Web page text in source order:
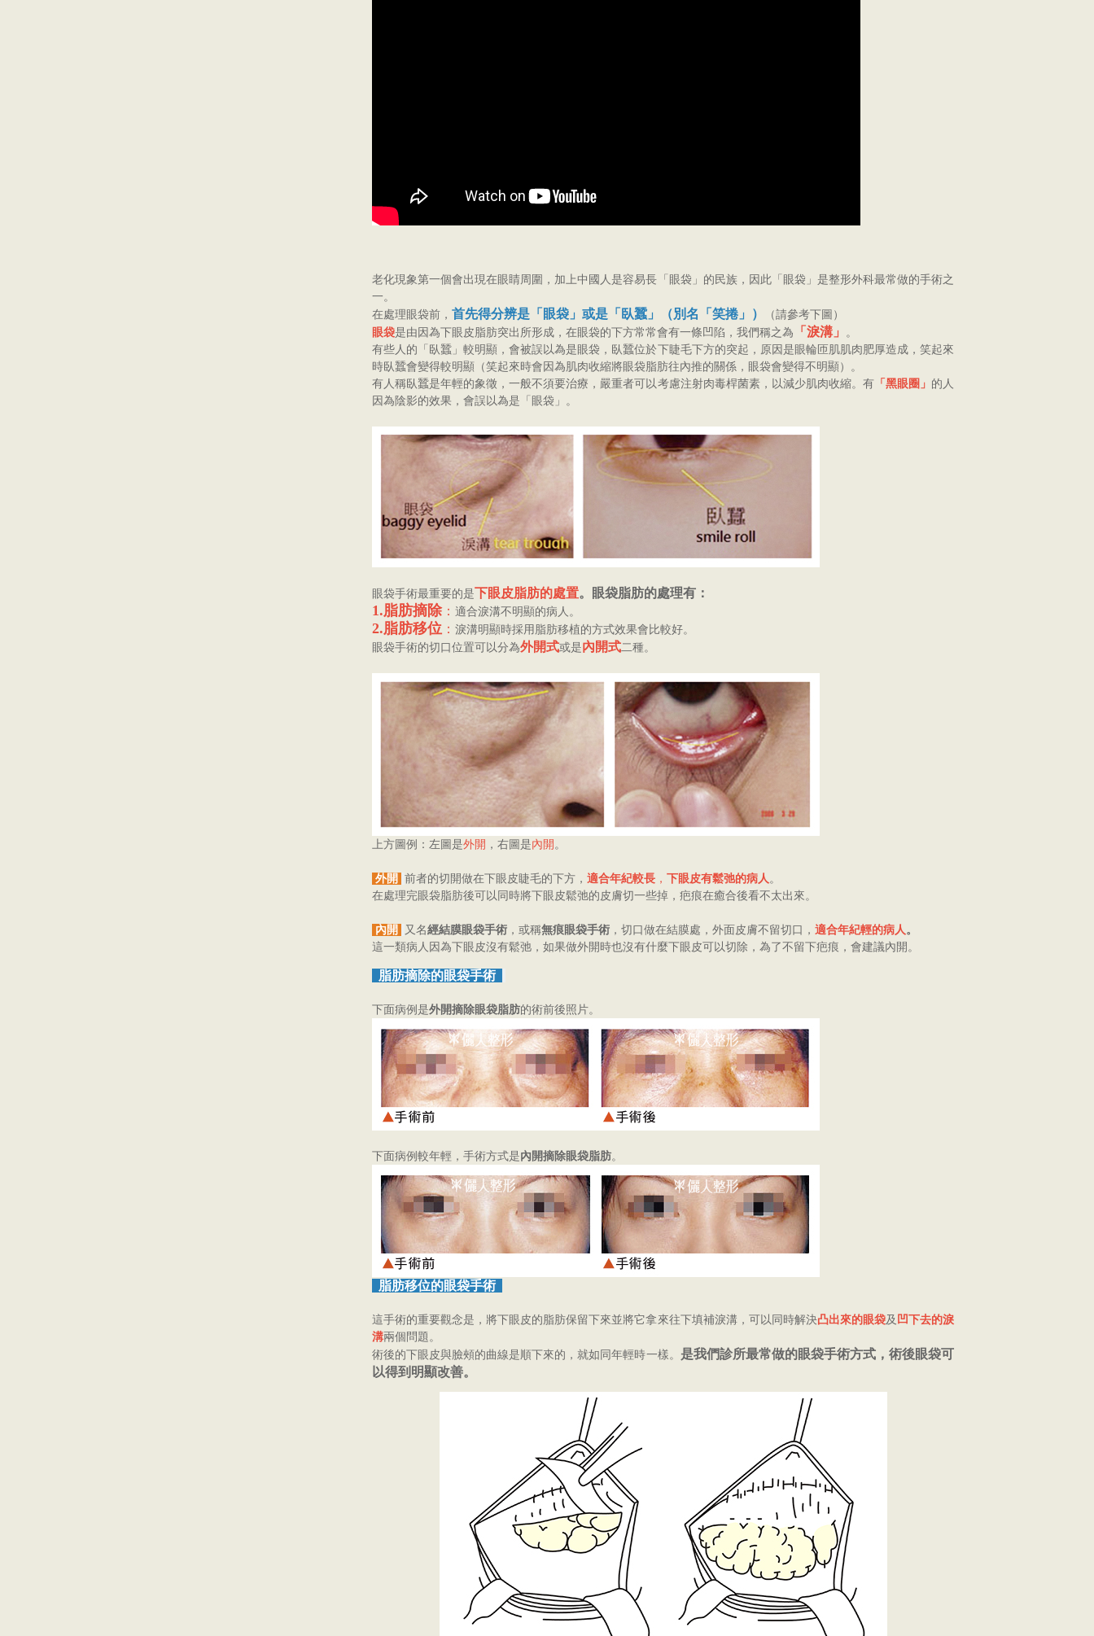
老化現象第一個會出現在眼睛周圍，加上中國人是容易長「眼袋」的民族，因此「眼袋」是整形外科最常做的手術之
一。
在處理眼袋前， 首先得分辨是「眼袋」或是「臥蠶」（別名「笑捲」）
（請參考下圖）
眼袋是由因為下眼皮脂肪突出所形成，在眼袋的下方常常會有一條凹陷，我們稱之為 「淚溝」
。
有些人的「臥蠶」較明顯，會被誤以為是眼袋，臥蠶位於下睫毛下方的突起，原因是眼輪匝肌肌肉肥厚造成，笑起來
時臥蠶會變得較明顯（笑起來時會因為肌肉收縮將眼袋脂肪往內推的關係，眼袋會變得不明顯）。
有人稱臥蠶是年輕的象徵，一般不須要治療，嚴重者可以考慮注射肉毒桿菌素，以減少肌肉收縮。有「黑眼圈」 的人
因為陰影的效果，會誤以為是「眼袋」。
眼袋手術最重要的是下眼皮脂肪的處置。眼袋脂肪的處理有：
1.脂肪摘除： 適合淚溝不明顯的病人。
2.脂肪移位 ： 淚溝明顯時採用脂肪移植的方式效果會比較好。
眼袋手術的切口位置可以分為外開式或是內開式二種。
上方圖例：左圖是外開 ，右圖是內開 。
外開 前者的切開做在下眼皮睫毛的下方， 適合年紀較長 ， 下眼皮有鬆弛的病人。
在處理完眼袋脂肪後可以同時將下眼皮鬆弛的皮膚切一些掉，疤痕在癒合後看不太出來。
內開 又名經結膜眼袋手術 ，或稱無痕眼袋手術 ，切口做在結膜處，外面皮膚不留切口， 適合年紀輕的病人。
這一類病人因為下眼皮沒有鬆弛，如果做外開時也沒有什麼下眼皮可以切除，為了不留下疤痕，會建議內開。
脂肪摘除的眼袋手術
下面病例是外開摘除眼袋脂肪的術前後照片。
下面病例較年輕，手術方式是內開摘除眼袋脂肪。
脂肪移位的眼袋手術
這手術的重要觀念是，將下眼皮的脂肪保留下來並將它拿來往下填補淚溝，可以同時解決凸出來的眼袋及 凹下去的淚
溝兩個問題。
術後的下眼皮與臉頰的曲線是順下來的，就如同年輕時一樣。 是我們診所最常做的眼袋手術方式，術後眼袋可
以得到明顯改善。